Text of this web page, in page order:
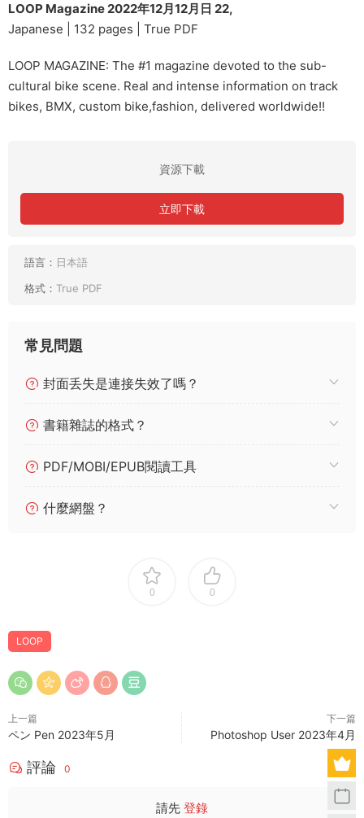
LOOP Magazine 2022年12月12月日 22,
Japanese | 132 pages | True PDF
LOOP MAGAZINE: The #1 magazine devoted to the sub-
cultural bike scene. Real and intense information on track
bikes, BMX, custom bike,fashion, delivered worldwide!!
資源下載
立即下載
語言： 日本語
格式： True PDF
常見問題
封面丢失是連接失效了嗎？
書籍雜誌的格式？
PDF/MOBI/EPUB閱讀工具
什麼網盤？
0 0
LOOP
上一篇
ペン Pen 2023年5月
下一篇
Photoshop User 2023年4月
評論 0
請先 登錄